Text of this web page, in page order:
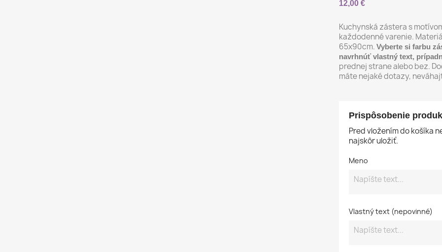
12,00 €
Kuchynská zástera s
každodenné varenie.
65x90cm. Vyberte si farbu
navrhnúť vlastný text,
prednej strane alebo bez.
máte nejaké dotazy,
Prispôsobenie
Pred vložením do košíka
najskôr uložiť.
Meno
Vlastný text (nepovinné)